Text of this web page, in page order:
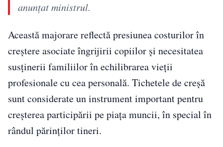
anunțat ministrul.
Această majorare reflectă presiunea costurilor în
creștere asociate îngrijirii copiilor și necesitatea
susținerii familiilor în echilibrarea vieții
profesionale cu cea personală. Tichetele de creșă
sunt considerate un instrument important pentru
creșterea participării pe piața muncii, în special în
rândul părinților tineri.